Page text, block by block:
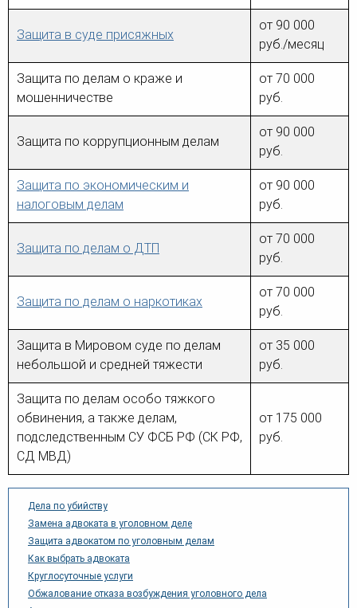
Дела по убийству
Замена адвоката в уголовном деле
Защита адвокатом по уголовным делам
Как выбрать адвоката
Круглосуточные услуги
Обжалование отказа возбуждения уголовного дела
Защита в суде присяжных
от 90 000
руб./месяц
Защита по делам о краже и
мошенничестве
от 70 000
руб.
Защита по коррупционным делам
от 90 000
руб.
Защита по экономическим и
налоговым делам
от 90 000
руб.
Защита по делам о ДТП
от 70 000
руб.
Защита по делам о наркотиках
от 70 000
руб.
Защита в Мировом суде по делам
небольшой и средней тяжести
от 35 000
руб.
Защита по делам особо тяжкого
обвинения, а также делам,
подследственным СУ ФСБ РФ (СК РФ,
СД МВД)
от 175 000
руб.